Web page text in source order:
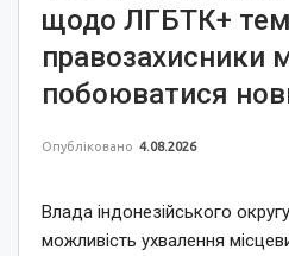
щодо ЛГБТК+
правозахисники
побоюватися
Опубліковано 4.08.2026
Влада індонезійського
можливість ухвалення